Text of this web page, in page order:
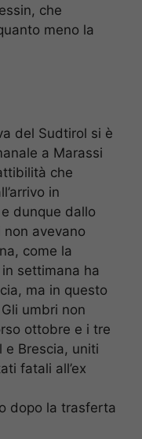
che
meno la
del Sudtirol si è
a Marassi
che
in
dunque dallo
avevano
come la
settimana ha
ma in questo
umbri non
ottobre e i tre
e Brescia, uniti
fatali all’ex
dopo la trasferta